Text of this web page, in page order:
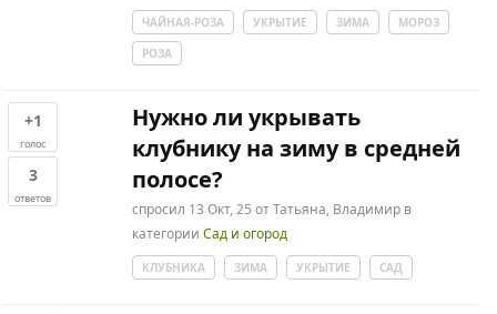
ЧАЙНАЯ-РОЗА УКРЫТИЕ ЗИМА
МОРОЗ
РОЗА
+1
голос
3
ответов
Нужно ли укрывать
клубнику на зиму в средней
полосе?
спросил 13 Окт, 25 отТатьяна, Владимир в
категории Сад и огород
КЛУБНИКА ЗИМА УКРЫТИЕ САД